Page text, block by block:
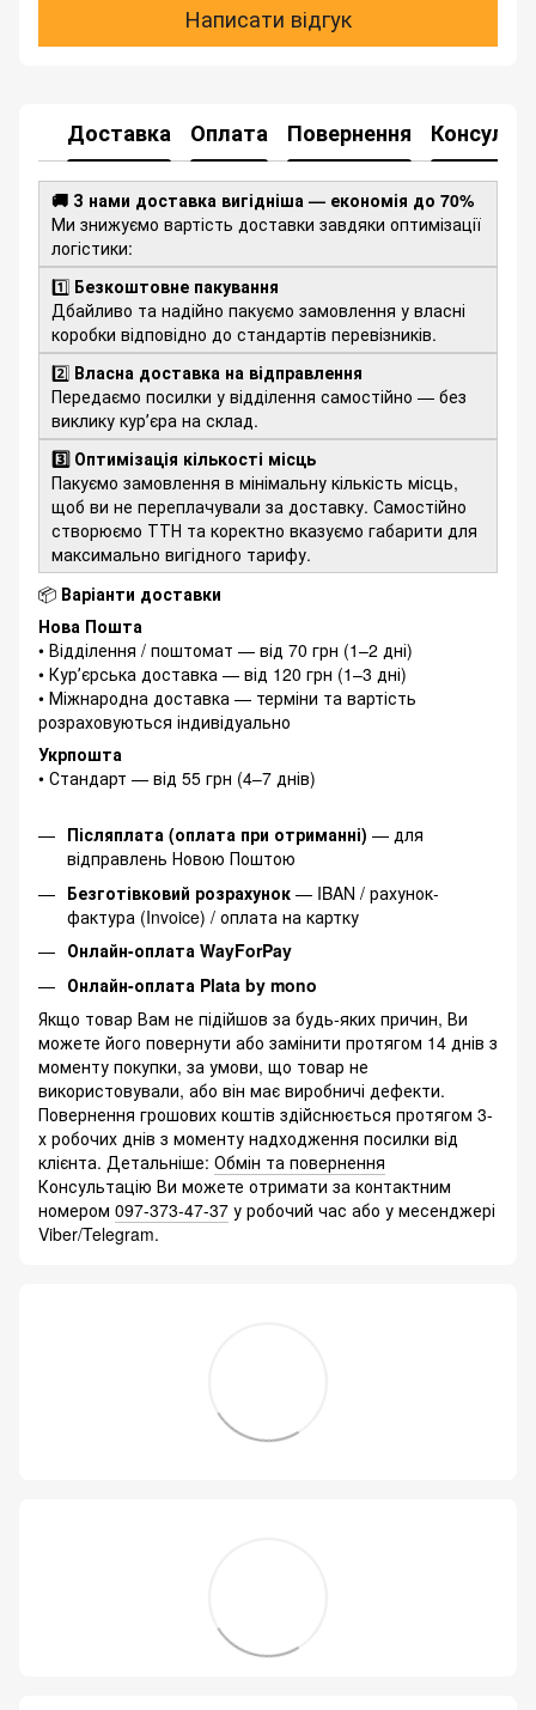
Написати відгук
Доставка Оплата Повернення
🚚 З нами доставка вигідніша — економія до 70%
Ми знижуємо вартість доставки завдяки оптимізації
логістики:
1️⃣ Безкоштовне пакування
Дбайливо та надійно пакуємо замовлення у власні
коробки відповідно до стандартів перевізників.
2️⃣ Власна доставка на відправлення
Передаємо посилки у відділення самостійно — без
виклику курʼєра на склад.
3️⃣ Оптимізація кількості місць
Пакуємо замовлення в мінімальну кількість місць,
щоб ви не переплачували за доставку. Самостійно
створюємо ТТН та коректно вказуємо габарити для
максимально вигідного тарифу.
📦 Варіанти доставки
Нова Пошта
• Відділення / поштомат — від 70 грн (1–2 дні)
• Курʼєрська доставка — від 120 грн (1–3 дні)
• Міжнародна доставка — терміни та вартість
розраховуються індивідуально
Укрпошта
• Стандарт — від 55 грн (4–7 днів)
Післяплата (оплата при отриманні) — для
відправлень Новою Поштою
Безготівковий розрахунок — IBAN / рахунок-
фактура (Invoice) / оплата на картку
Онлайн-оплата WayForPay
Онлайн-оплата Plata by mono
Якщо товар Вам не підійшов за будь-яких причин, Ви
можете його повернути або замінити протягом 14 днів з
моменту покупки, за умови, що товар не
використовували, або він має виробничі дефекти.
Повернення грошових коштів здійснюється протягом 3-
х робочих днів з моменту надходження посилки від
клієнта. Детальніше: Обмін та повернення
Консультацію Ви можете отримати за контактним
номером 097-373-47-37 у робочий час або у месенджері
Viber/Telegram.